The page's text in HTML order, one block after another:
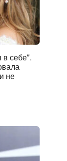
в себе”.
не